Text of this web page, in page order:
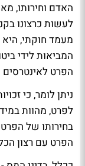
האדם וחירותו,
לעשות כרצונו
מעמד חוקתי, היא
המביאות לידי
הפרט
ניתן לומר, כי
לפרט, מהוות
בחירותו של הפרט
הפרט עם רצון